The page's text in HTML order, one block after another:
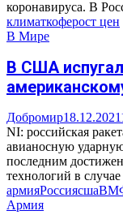
коронавируса. В
климаткоферост цен
В Мире
В США
Добромир18.12.2021
NI: российская
авианосную
последним
технологий в
армияРоссиясша
Армия